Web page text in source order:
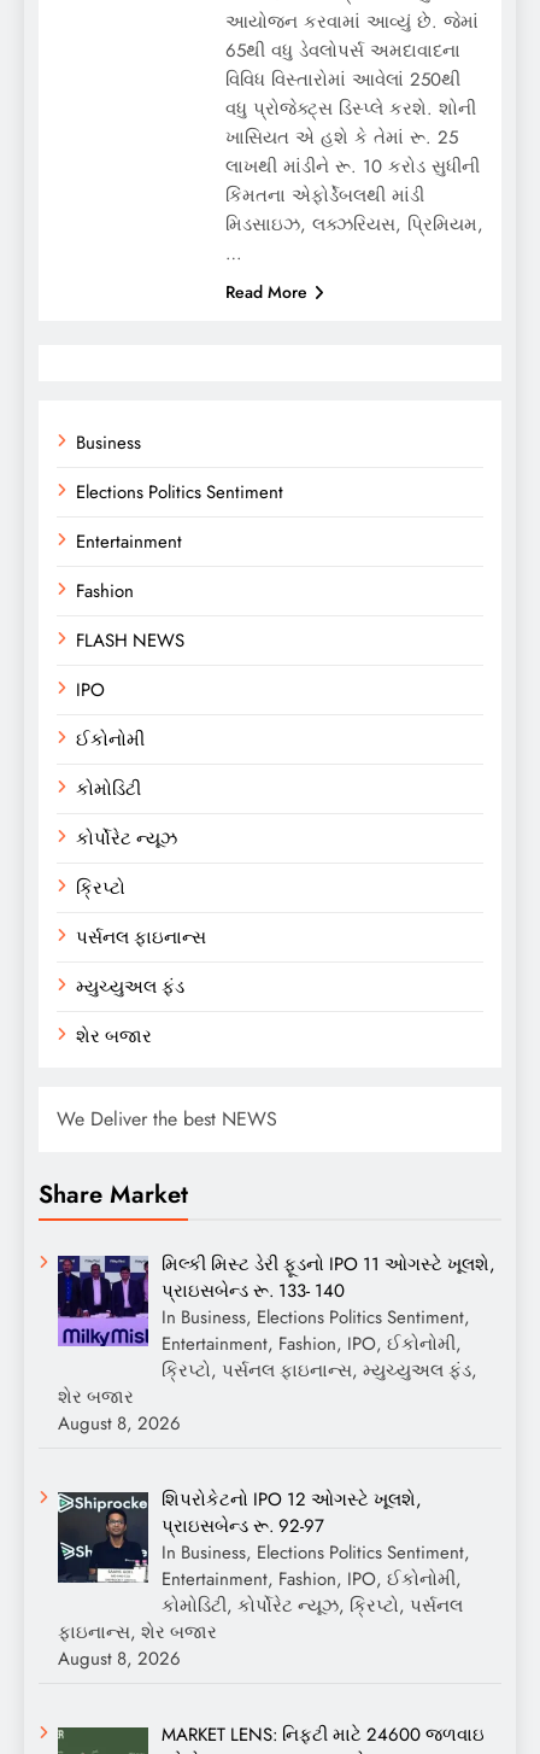
Business
Elections Politics Sentiment
Entertainment
Fashion
FLASH NEWS
IPO
ઈકોનોમી
કોમોડિટી
કોર્પોરેટ ન્યૂઝ
ક્રિપ્ટો
પર્સનલ ફાઇનાન્સ
મ્યુચ્યુઅલ ફંડ
શેર બજાર
We Deliver the best NEWS
આયોજન કરવામાં આવ્યું છે. જેમાં
65થી વધુ ડેવલોપર્સ અમદાવાદના
વિવિધ વિસ્તારોમાં આવેલાં 250થી
વધુ પ્રોજેક્ટ્સ ડિસ્પ્લે કરશે. શોની
ખાસિયત એ હશે કે તેમાં રૂ. 25
લાખથી માંડીને રૂ. 10 કરોડ સુધીની
કિંમતના એફોર્ડેબલથી માંડી
મિડસાઇઝ, લક્ઝરિયસ, પ્રિમિયમ,
…
Read More
Share Market
મિલ્કી મિસ્ટ ડેરી ફૂડનો IPO 11 ઓગસ્ટે ખૂલશે,
પ્રાઇસબેન્ડ રૂ. 133- 140
In Business, Elections Politics Sentiment,
Entertainment, Fashion, IPO, ઈકોનોમી,
ક્રિપ્ટો, પર્સનલ ફાઇનાન્સ, મ્યુચ્યુઅલ ફંડ,
શેર બજાર
August 8, 2026
શિપરોકેટનો IPO 12 ઓગસ્ટે ખૂલશે,
પ્રાઇસબેન્ડ રૂ. 92-97
In Business, Elections Politics Sentiment,
Entertainment, Fashion, IPO, ઈકોનોમી,
કોમોડિટી, કોર્પોરેટ ન્યૂઝ, ક્રિપ્ટો, પર્સનલ
ફાઇનાન્સ, શેર બજાર
August 8, 2026
MARKET LENS: નિફ્ટી માટે 24600 જળવાઇ